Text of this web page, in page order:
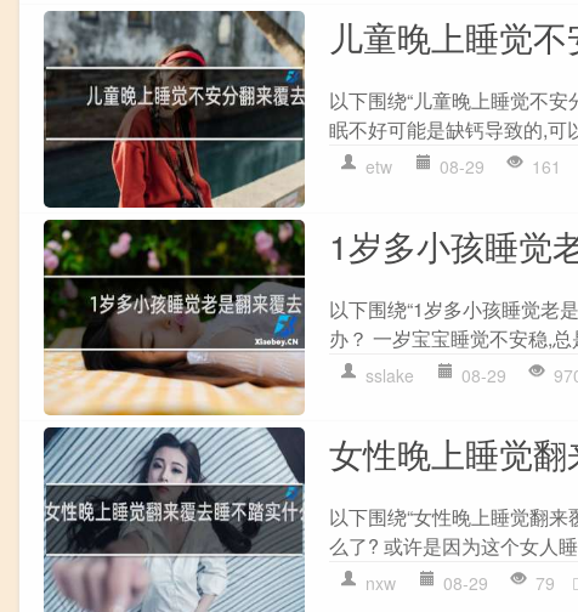
儿童晚上睡觉
以下围绕“儿童晚上睡觉不
眠不好可能是缺钙导致的,可
etw 08-29 161
1岁多小孩睡觉
以下围绕“1岁多小孩睡觉老
办？ 一岁宝宝睡觉不安稳,
sslake 08-29
女性晚上睡觉
以下围绕“女性晚上睡觉翻
么了? 或许是因为这个女人
nxw 08-29 79